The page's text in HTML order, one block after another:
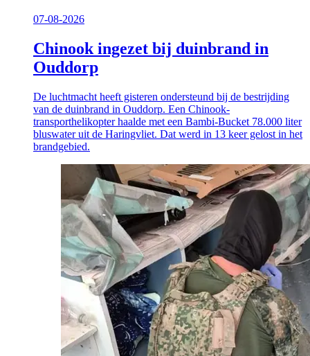
07-08-2026
Chinook ingezet bij duinbrand in
Ouddorp
De luchtmacht heeft gisteren ondersteund bij de bestrijding
van de duinbrand in Ouddorp. Een Chinook-
transporthelikopter haalde met een Bambi-Bucket 78.000 liter
bluswater uit de Haringvliet. Dat werd in 13 keer gelost in het
brandgebied.